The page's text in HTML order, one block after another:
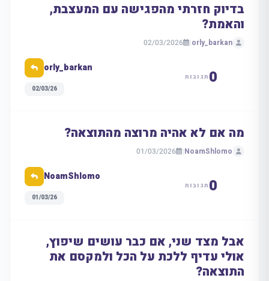
בדיוק חזרתי מהפגישה עם המעצבת,
והאמת?
orly_barkan
|
02/03/2026
0 תגובות
orly_barkan
02/03/26
מה אם לא אהיה מרוצה מהתוצאה?
NoamShlomo
|
01/03/2026
0 תגובות
NoamShlomo
01/03/26
אבל מצד שני, אם כבר עושים שיפוץ,
אולי עדיף ללכת על הכל ולמקסם את
התוצאה?